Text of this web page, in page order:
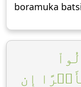
boramuka
إِن